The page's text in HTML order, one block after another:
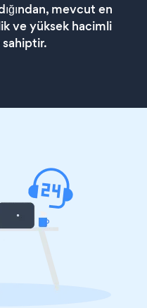
mevcut en
ve yüksek hacimli